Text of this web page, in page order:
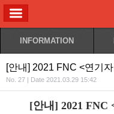
INFORMATION
[안내] 2021 FNC <연기
No. 27 | Date 2021.03.29 15:42
[안내] 2021 FNC